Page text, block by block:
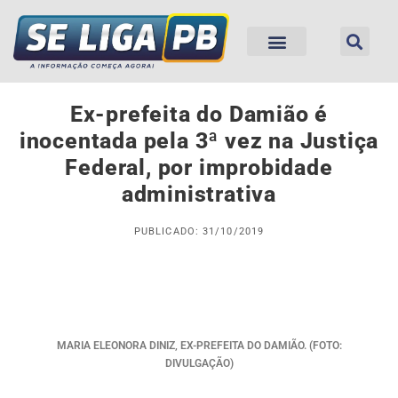
Ex-prefeita do Damião é
inocentada pela 3ª vez na Justiça
Federal, por improbidade
administrativa
PUBLICADO: 31/10/2019
MARIA ELEONORA DINIZ, EX-PREFEITA DO DAMIÃO. (FOTO:
DIVULGAÇÃO)